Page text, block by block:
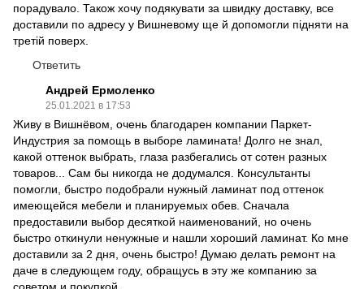
порадувало. Також хочу подякувати за швидку доставку, все
доставили по адресу у Вишневому ще й допомогли підняти на
третій поверх.
Ответить
Андрей Ермоленко
25.01.2021 в 17:53
Живу в Вишнёвом, очень благодарен компании Паркет-
Индустрия за помощь в выборе ламината! Долго не знал,
какой оттенок выбрать, глаза разбегались от сотен разных
товаров... Сам бы никогда не додумался. Консультанты
помогли, быстро подобрали нужный ламинат под оттенок
имеющейся мебели и планируемых обев. Сначала
предоставили выбор десяткой наименований, но очень
быстро откинули ненужные и нашли хороший ламинат. Ко мне
доставили за 2 дня, очень быстро! Думаю делать ремонт на
даче в следующем году, обращусь в эту же компанию за